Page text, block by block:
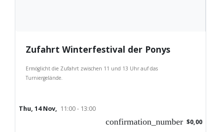
Zufahrt Winterfestival der Ponys
Ermöglicht die Zufahrt zwischen 11 und 13 Uhr auf das
Turniergelände.
Thu, 14 Nov, 11:00 - 13:00
confirmation_number $0,00